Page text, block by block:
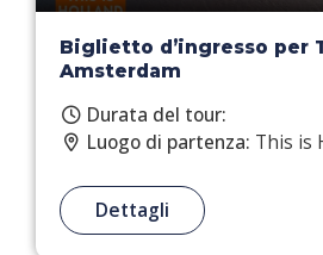
Biglietto d’ingresso per
Amsterdam
Durata del tour:
Luogo di partenza: This is
Dettagli